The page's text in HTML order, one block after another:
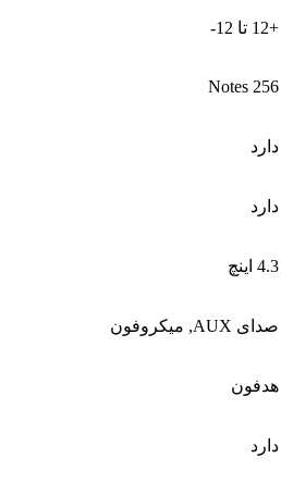
+12 تا 12-
256 Notes
دارد
دارد
4.3 اینچ
صدای AUX, میکروفون
هدفون
دارد